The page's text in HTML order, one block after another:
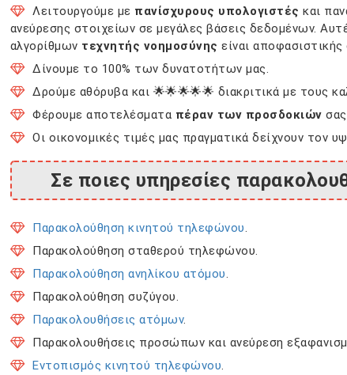
Λειτουργούμε με πανίσχυρους υπολογιστές και
ανεύρεσης στοιχείων σε μεγάλες βάσεις δεδομένων.
αλγορίθμων τεχνητής νοημοσύνης είναι
Δίνουμε το 100% των δυνατοτήτων μας.
Δρούμε αθόρυβα και 🌟🌟🌟🌟🌟 διακριτικά με τους
Φέρουμε αποτελέσματα πέραν των προσδοκιών
Οι οικονομικές τιμές μας πραγματικά δείχνουν τον
Σε ποιες υπηρεσίες
Παρακολούθηση κινητού τηλεφώνου.
Παρακολούθηση σταθερού τηλεφώνου.
Παρακολούθηση ανηλίκου ατόμου.
Παρακολούθηση συζύγου.
Παρακολουθήσεις ατόμων.
Παρακολουθήσεις προσώπων και ανεύρεση
Εντοπισμός κινητού τηλεφώνου.